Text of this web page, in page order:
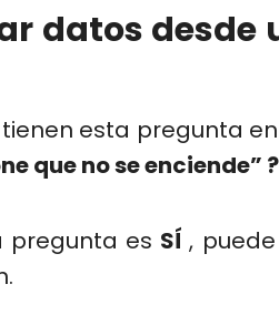
datos desde
esta pregunta
que no se enciende” ?
pregunta es SÍ,